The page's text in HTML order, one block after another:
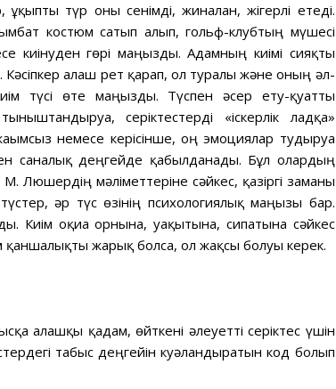
ұқыпты түр оны сенімді, жиналған, жігерлі етеді.
костюм сатып алып, гольф-клубтың мүшесі
киінуден гөрі маңызды. Адамның киімі сияқты
алғаш рет қарап, ол туралы және оның әл-
түсі өте маңызды. Түспен әсер ету-қуатты
серіктестерді «іскерлік ладқа»
немесе керісінше, оң эмоциялар тудыруға
саналық деңгейде қабылданады. Бұл олардың
М. Люшердің мәліметтеріне сәйкес, қазіргі заманғы
әр түс өзінің психологиялық маңызы бар.
Киім оқиға орнына, уақытына, сипатына сәйкес
қаншалықты жарық болса, ол жақсы болуы керек.
алғашқы қадам, өйткені әлеуетті серіктес үшін
табыс деңгейін куәландыратын код болып